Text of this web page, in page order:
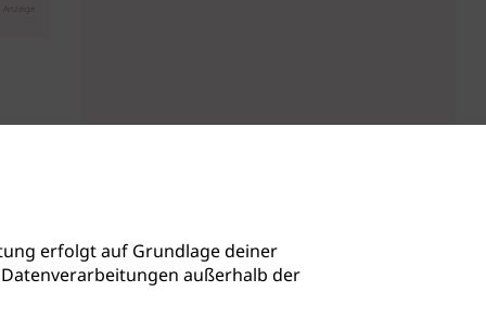
Anzeige
erfolgt auf Grundlage deiner
Datenverarbeitungen außerhalb der